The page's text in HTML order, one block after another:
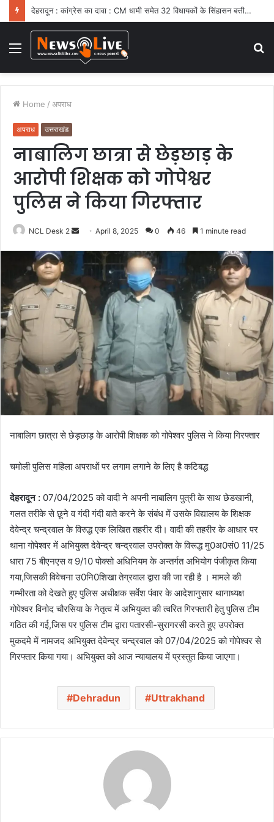
देहरादून : कांग्रेस का दावा : CM धामी समेत 32 विधायकों के सिंहासन बत्तीसी पर संकट
Menu
Home / अपराध
अपराध उत्तराखंड
नाबालिग छात्रा से छेड़छाड़ के
आरोपी शिक्षक को गोपेश्वर
पुलिस ने किया गिरफ्तार
NCL Desk 2
d
a
n
m
a
i
l
April 8, 2025 0 46 1 minute read
नाबालिग छात्रा से छेड़छाड़ के आरोपी शिक्षक को गोपेश्वर पुलिस ने किया गिरफ्तार
चमोली पुलिस महिला अपराधों पर लगाम लगाने के लिए है कटिबद्ध
देहरादून : 07/04/2025 को वादी ने अपनी नाबालिग पुत्री के साथ छेडखानी,
गलत तरीके से छूने व गंदी गंदी बाते करने के संबंध में उसके विद्यालय के शिक्षक
देवेन्द्र चन्द्रवाल के विरुद्ध एक लिखित तहरीर दी। वादी की तहरीर के आधार पर
थाना गोपेश्वर में अभियुक्त देवेन्द्र चन्द्रवाल उपरोक्त के विरूद्ध मु0अ0सं0 11/25
धारा 75 बीएनएस व 9/10 पोक्सो अधिनियम के अन्तर्गत अभियोग पंजीकृत किया
गया,जिसकी विवेचना उ0नि0शिखा तेग्रवाल द्वारा की जा रही है । मामले की
गम्भीरता को देखते हुए पुलिस अधीक्षक सर्वेश पंवार के आदेशानुसार थानाध्यक्ष
गोपेश्वर विनोद चौरसिया के नेतृत्व में अभियुक्त की त्वरित गिरफ्तारी हेतु पुलिस टीम
गठित की गई,जिस पर पुलिस टीम द्वारा पतारसी-सुरागरसी करते हुए उपरोक्त
मुकदमे में नामजद अभियुक्त देवेन्द्र चन्द्रवाल को 07/04/2025 को गोपेश्वर से
गिरफ्तार किया गया। अभियुक्त को आज न्यायालय में प्रस्तुत किया जाएगा।
Dehradun Uttrakhand